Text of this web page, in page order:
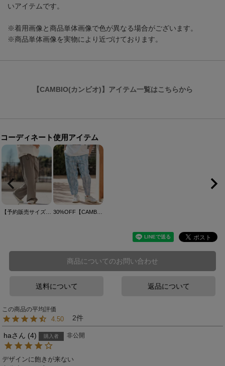
いアイテムです。
※着用画像と商品単体画像で色が異なる場合がございます。
※商品単体画像を実物により近づけております。
【CAMBIO(カンビオ)】アイテム一覧はこちらから
コーディネート使用アイテム
商品についてのお問い合わせ
送料について 返品について
4.50 2
ha 4 購入者 非公開
デザインに飽きが来ない